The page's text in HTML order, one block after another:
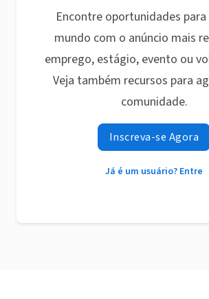
Encontre oportunidades
mundo com o anúncio mais
emprego, estágio, evento ou
Veja também recursos para
comunidade.
Inscreva-se Agora
Já é um usuário? Entre